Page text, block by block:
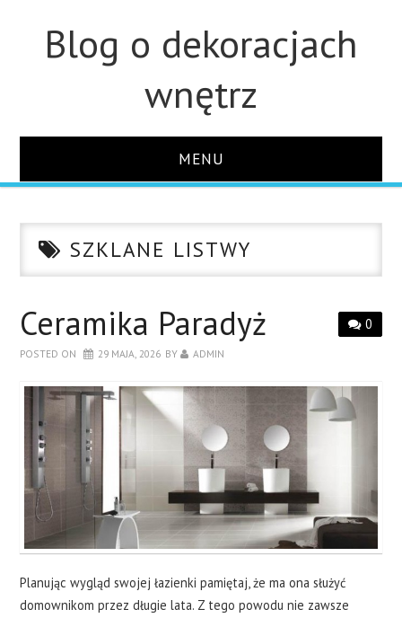
Blog o dekoracjach
wnętrz
MENU
ŁAZIENKA
KUCHNIA
CERAMIKA
OKNA
WYKOŃCZENIA
O NAS
KONTAKT
SZKLANE LISTWY
0
Ceramika Paradyż
POSTED ON 29 MAJA, 2026 BY ADMIN
Planując wygląd swojej łazienki pamiętaj, że ma ona służyć
domownikom przez długie lata. Z tego powodu nie zawsze